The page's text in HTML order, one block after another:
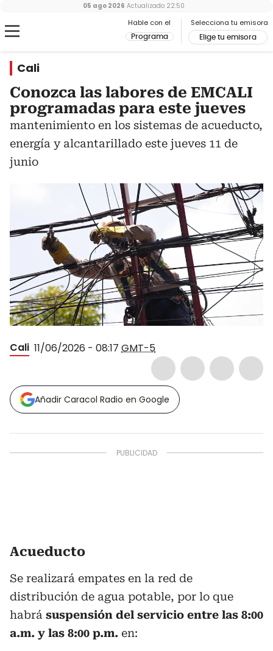
Hable con el
Programa
Selecciona tu emisora
Elige tu emisora
05 ago 2026 Actualizado 22:50
Cali
Conozca las labores de EMCALI
programadas para este jueves
mantenimiento en los sistemas de acueducto,
energía y alcantarillado este jueves 11 de
junio
Cali 11/06/2026 - 08:17 GMT-5
Añadir Caracol Radio en Google
Acueducto
Se realizará empates en la red de
distribución de agua potable, por lo que
habrá suspensión del servicio entre las 8:00
a.m. y las 8:00 p.m. en: